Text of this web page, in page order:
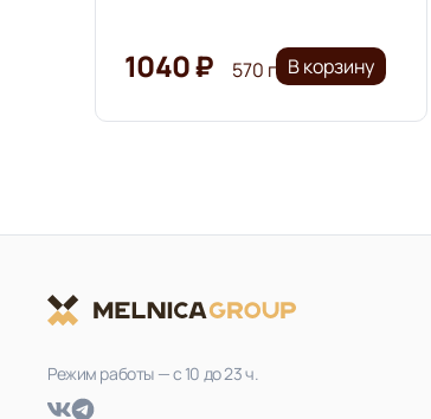
1040 ₽ 570 г В корзину
Режим работы — с 10 до 23 ч.